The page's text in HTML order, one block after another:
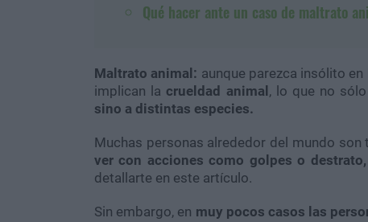
Qué hacer ante un caso de maltrato
Maltrato animal: aunque parezca insólito
implican la crueldad animal, lo que no
sino a distintas especies.
Muchas personas alrededor del mundo son
ver con acciones como golpes o
detallarte en este artículo.
Sin embargo, en muy pocos casos las